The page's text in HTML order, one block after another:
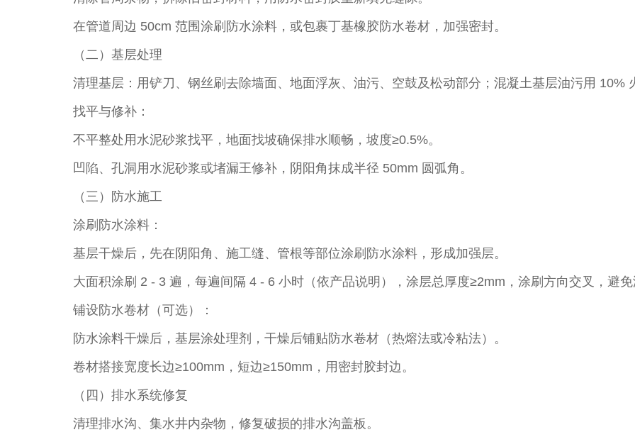
在管道周边 50cm 范围涂刷防水涂料，或包裹丁基橡胶防水卷材，加强密封。​
（二）基层处理​
清理基层：用铲刀、钢丝刷去除墙面、地面浮灰、油污、空鼓及松动部分；混凝土基层油污用 10%
找平与修补：​
不平整处用水泥砂浆找平，地面找坡确保排水顺畅，坡度≥0.5%。​
凹陷、孔洞用水泥砂浆或堵漏王修补，阴阳角抹成半径 50mm 圆弧角。​
（三）防水施工​
涂刷防水涂料：​
基层干燥后，先在阴阳角、施工缝、管根等部位涂刷防水涂料，形成加强层。​
大面积涂刷 2 - 3 遍，每遍间隔 4 - 6 小时（依产品说明），涂层总厚度≥2mm，涂刷方向交叉，避
铺设防水卷材（可选）：​
防水涂料干燥后，基层涂处理剂，干燥后铺贴防水卷材（热熔法或冷粘法）。​
卷材搭接宽度长边≥100mm，短边≥150mm，用密封胶封边。​
（四）排水系统修复​
清理排水沟、集水井内杂物，修复破损的排水沟盖板。​